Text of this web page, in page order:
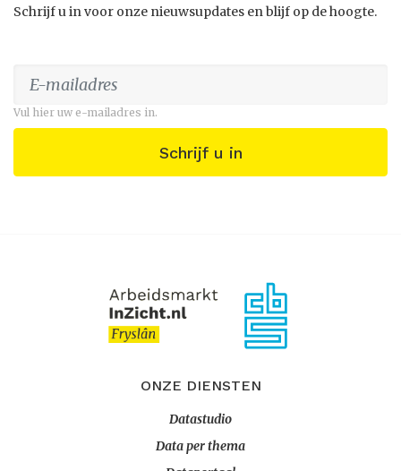
Schrijf u in voor onze nieuwsupdates en blijf op de hoogte.
Vul hier uw e-mailadres in.
Schrijf u in
ONZE DIENSTEN
Datastudio
Data per thema